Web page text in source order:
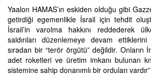
Yaalon HAMAS’ın eskiden olduğu gibi
getirdiği egemenlikle İsrail için tehdit
İsrail’in varolma hakkını reddederek
saldırıları düzenlemeye devam
sıradan bir “terör örgütü” değildir. Onların
adet roketleri ve üretim imkanı bulunan
sistemine sahip donanımlı bir orduları